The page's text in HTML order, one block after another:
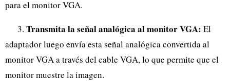
para el monitor VGA.
3. Transmita la señal analógica al monitor VGA: El
adaptador luego envía esta señal analógica convertida al
monitor VGA a través del cable VGA, lo que permite que el
monitor muestre la imagen.